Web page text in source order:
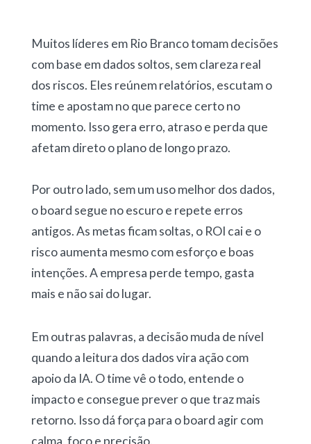
Muitos líderes em Rio Branco tomam decisões
com base em dados soltos, sem clareza real
dos riscos. Eles reúnem relatórios, escutam o
time e apostam no que parece certo no
momento. Isso gera erro, atraso e perda que
afetam direto o plano de longo prazo.
Por outro lado, sem um uso melhor dos dados,
o board segue no escuro e repete erros
antigos. As metas ficam soltas, o ROI cai e o
risco aumenta mesmo com esforço e boas
intenções. A empresa perde tempo, gasta
mais e não sai do lugar.
Em outras palavras, a decisão muda de nível
quando a leitura dos dados vira ação com
apoio da IA. O time vê o todo, entende o
impacto e consegue prever o que traz mais
retorno. Isso dá força para o board agir com
calma, foco e precisão.